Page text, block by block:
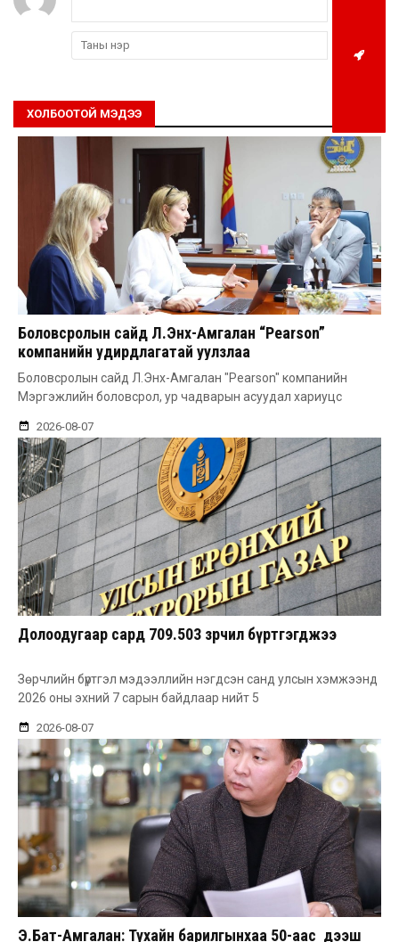
ХОЛБООТОЙ МЭДЭЭ
Боловсролын сайд Л.Энх-Амгалан “Pearson”
компанийн удирдлагатай уулзлаа
Боловсролын сайд Л.Энх-Амгалан "Pearson" компанийн
Мэргэжлийн боловсрол, ур чадварын асуудал хариуцс
2026-08-07
Долоодугаар сард 709.503 зөрчил бүртгэгджээ
Зөрчлийн бүртгэл мэдээллийн нэгдсэн санд улсын хэмжээнд
2026 оны эхний 7 сарын байдлаар нийт 5
2026-08-07
Э.Бат-Амгалан: Тухайн барилгынхаа 50-аас дээш